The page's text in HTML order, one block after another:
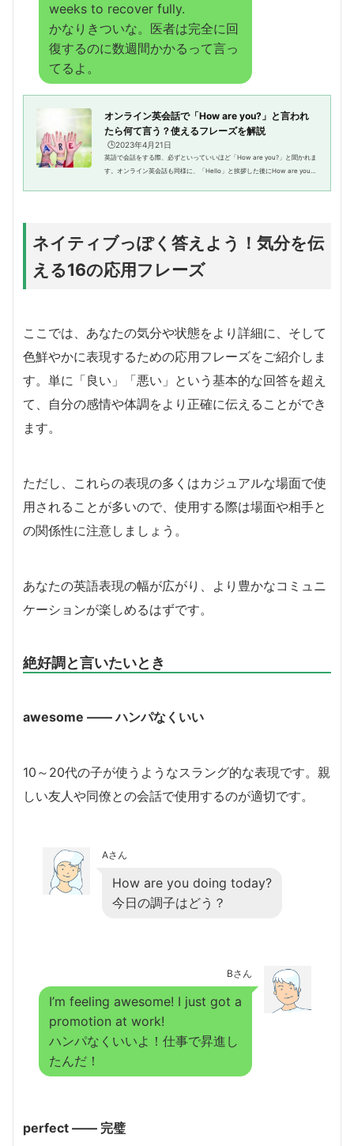
weeks to recover fully.
かなりきついな。医者は完全に回
復するのに数週間かかるって言っ
てるよ。
オンライン英会話で「How are you?」と言われ
たら何て言う？使えるフレーズを解説
🕒️2023年4月21日
英語で会話をする際、必ずといっていいほど「How are you?」と聞かれま
す。オンライン英会話も同様に、「Hello」と挨拶した後にHow are you?
ネイティブっぽく答えよう！気分を伝
える16の応用フレーズ
ここでは、あなたの気分や状態をより詳細に、そして
色鮮やかに表現するための応用フレーズをご紹介しま
す。単に「良い」「悪い」という基本的な回答を超え
て、自分の感情や体調をより正確に伝えることができ
ます。
ただし、これらの表現の多くはカジュアルな場面で使
用されることが多いので、使用する際は場面や相手と
の関係性に注意しましょう。
あなたの英語表現の幅が広がり、より豊かなコミュニ
ケーションが楽しめるはずです。
絶好調と言いたいとき
awesome ―― ハンパなくいい
10～20代の子が使うようなスラング的な表現です。親
しい友人や同僚との会話で使用するのが適切です。
Aさん
How are you doing today?
今日の調子はどう？
Bさん
I’m feeling awesome! I just got a
promotion at work!
ハンパなくいいよ！仕事で昇進し
たんだ！
perfect ―― 完璧